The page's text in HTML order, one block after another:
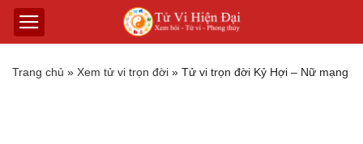
Trang chủ » Xem tử vi trọn đời » Tử vi trọn đời Kỷ Hợi – Nữ mạng